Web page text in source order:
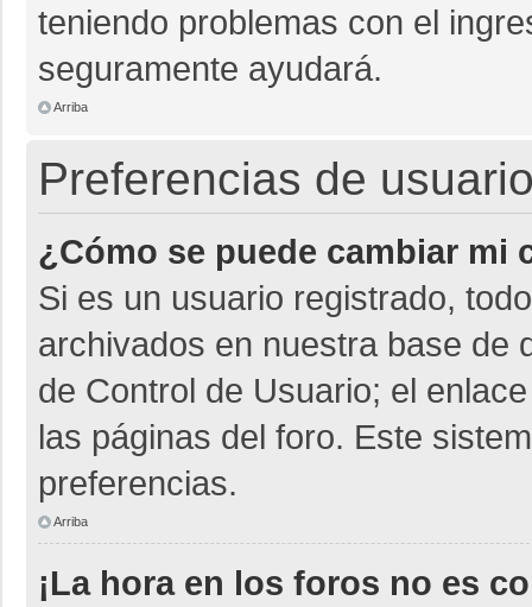
teniendo problemas con el
seguramente ayudará.
Arriba
Preferencias de
¿Cómo se puede cambiar mi
Si es un usuario registrado,
archivados en nuestra base de
de Control de Usuario; el
las páginas del foro. Este
preferencias.
Arriba
¡La hora en los foros no es